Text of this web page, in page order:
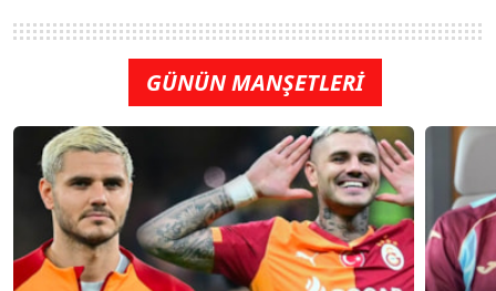
GÜNÜN MANŞETLERİ